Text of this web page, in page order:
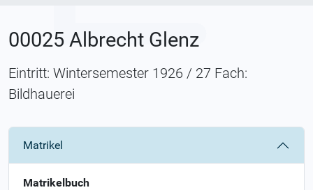
00025 Albrecht Glenz
Eintritt: Wintersemester 1926 / 27 Fach:
Bildhauerei
Matrikel
Matrikelbuch